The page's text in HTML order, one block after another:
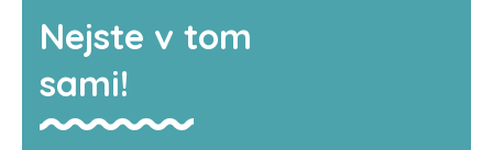
Nejste v tom
sami!